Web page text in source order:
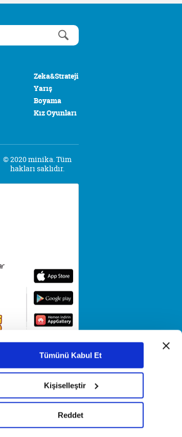
Tümünü Kabul Et
Kişiselleştir
Reddet
Zeka&Strateji
Yarış
Boyama
Kız Oyunları
© 2020 minika. Tüm
hakları saklıdır.